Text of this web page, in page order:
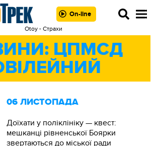
On-line
Otoy - Страхи
ЦПМСД
06 ЛИСТОПАДА
Доїхати у поліклініку — квест:
мешканці рівненської Боярки
звертаються до міської ради